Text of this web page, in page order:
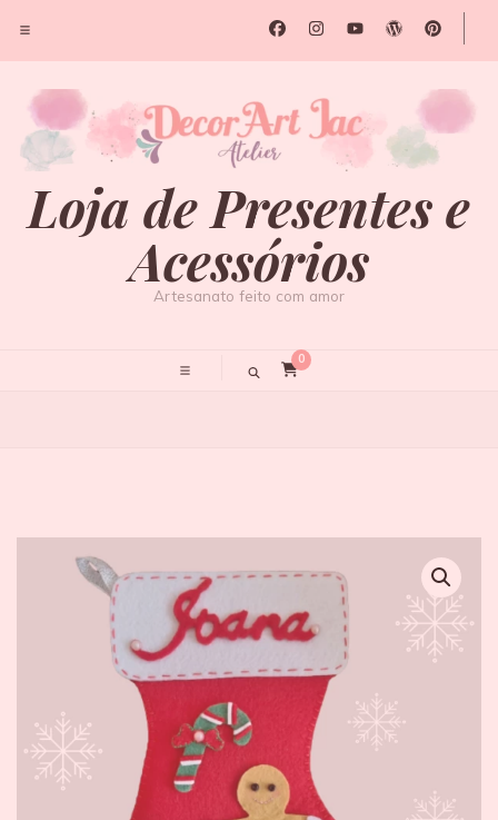
Loja de Presentes e
Acessórios
Artesanato feito com amor
0